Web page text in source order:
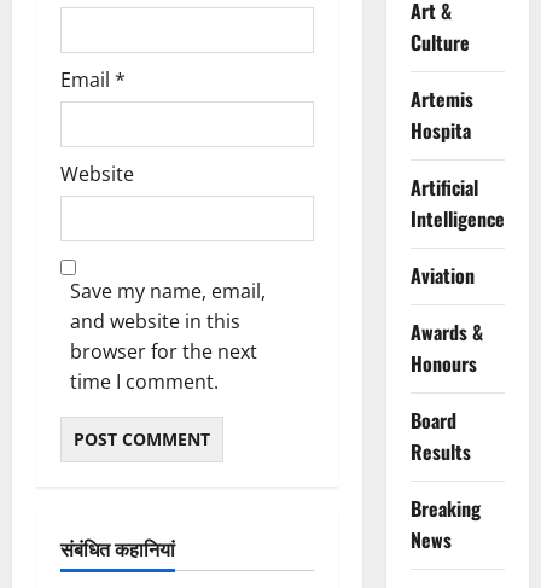
Email *
Website
Save my name, email,
and website in this
browser for the next
time I comment.
संबंधित कहानियां
Art &
Culture
Artemis
Hospita
Artificial
Intelligence
Aviation
Awards &
Honours
Board
Results
Breaking
News